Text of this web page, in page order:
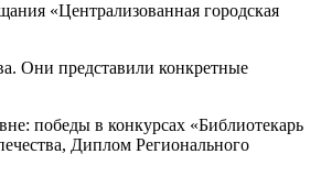
«Централизованная городская
Они представили конкретные
победы в конкурсах «Библиотекарь
Диплом Регионального